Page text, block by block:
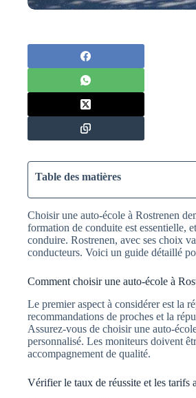
Table des matières
Choisir une auto-école à Rostrenen
formation de conduite est essentielle,
conduire. Rostrenen, avec ses choix
conducteurs. Voici un guide détaillé
Comment choisir une auto-école à
Le premier aspect à considérer est la
recommandations de proches et la
Assurez-vous de choisir une auto-
personnalisé. Les moniteurs doivent
accompagnement de qualité.
Vérifier le taux de réussite et les tarifs